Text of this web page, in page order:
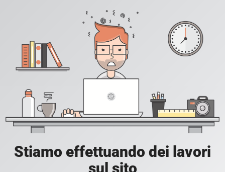
Stiamo effettuando dei lavori
sul sito